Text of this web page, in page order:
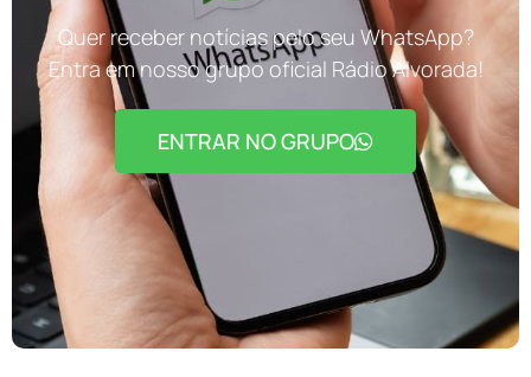
Quer receber notícias pelo seu WhatsApp?
Entra em nosso grupo oficial Rádio Alvorada!
ENTRAR NO GRUPO